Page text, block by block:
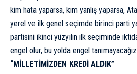
kim hata yaparsa, kim yanlış yaparsa,
yerel ve ilk genel seçimde birinci parti
partisini ikinci yüzyılın ilk seçiminde
engel olur, bu yolda engel
“MİLLETİMİZDEN KREDİ ALDIK”